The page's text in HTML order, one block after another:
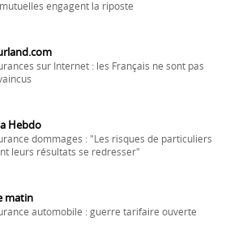
mutuelles engagent la riposte
sur Internet : les Français ne sont pas
Hebdo
dommages : "Les risques de particuliers
leurs résultats se redresser"
matin
automobile : guerre tarifaire ouverte